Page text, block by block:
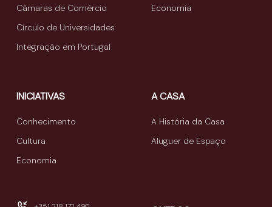
Câmaras de Comércio
Círculo de Universidades
Integração em Portugal
Economia
INICIATIVAS
Conhecimento
Cultura
Economia
A CASA
A História da Casa
Aluguer de Espaço